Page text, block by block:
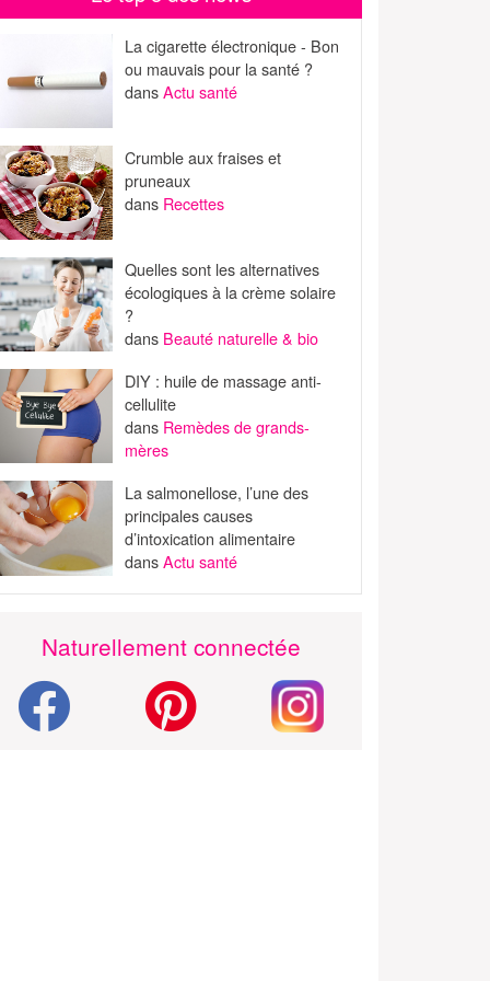
La cigarette électronique - Bon
ou mauvais pour la santé ?
dansActu santé
Crumble aux fraises et
pruneaux
dans Recettes
Quelles sont les alternatives
écologiques à la crème solaire
?
dans Beauté naturelle & bio
DIY : huile de massage anti-
cellulite
dans Remèdes de grands-
mères
La salmonellose, l’une des
principales causes
d’intoxication alimentaire
dansActu santé
Naturellement connectée